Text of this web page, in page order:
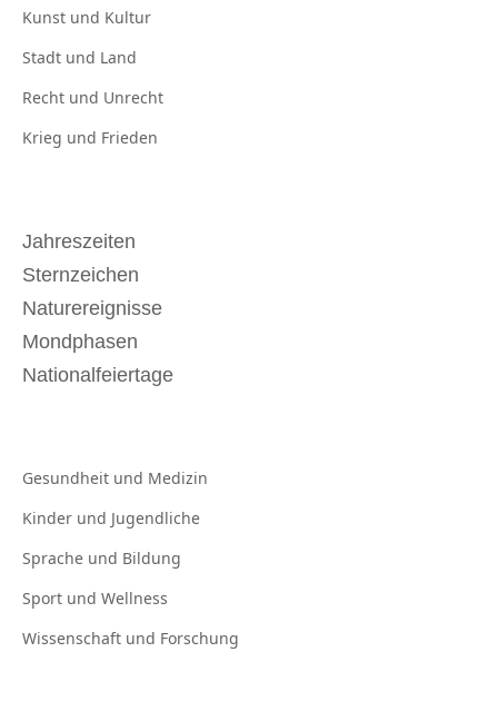
Kunst und Kultur
Stadt und Land
Recht und Unrecht
Krieg und Frieden
Jahreszeiten
Sternzeichen
Naturereignisse
Mondphasen
Nationalfeiertage
Gesundheit und Medizin
Kinder und Jugendliche
Sprache und Bildung
Sport und Wellness
Wissenschaft und Forschung